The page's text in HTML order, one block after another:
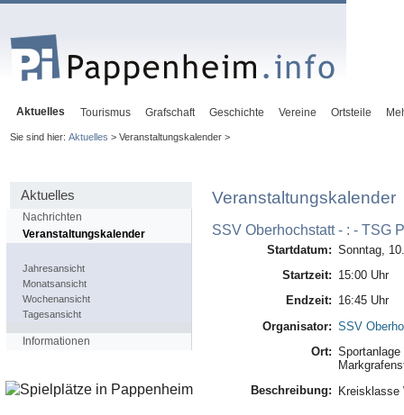
Aktuelles Tourismus Grafschaft Geschichte Vereine Ortsteile
Sie sind hier: Aktuelles > Veranstaltungskalender >
Aktuelles
Nachrichten
Veranstaltungskalender
Jahresansicht
Monatsansicht
Wochenansicht
Tagesansicht
Informationen
Veranstaltungskalender
SSV Oberhochstatt - : - TSG
Startdatum: Sonntag,
Startzeit: 15:00 Uhr
Endzeit: 16:45 Uhr
Organisator: SSV
Ort:
Beschreibung:
Kreisklasse